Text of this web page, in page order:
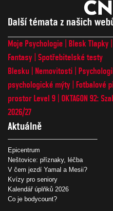
Další témata z našich
Moje Psychologie Blesk Tlapky
Fantasy Spotřebitelské testy
Blesku
Nemovitosti
psychologické mýty
Fotbalové
prostor Level 9 OKTAGON 92:
2026/27
Aktuálně
Epicentrum
Neštovice: příznaky, léčba
V čem jezdí Yamal a Mesii?
Kvízy pro seniory
Kalendář úplňků 2026
Co je bodycount?